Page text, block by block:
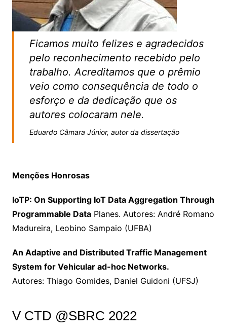
Ficamos muito felizes e agradecidos
pelo reconhecimento recebido pelo
trabalho. Acreditamos que o prêmio
veio como consequência de todo o
esforço e da dedicação que os
autores colocaram nele.
Eduardo Câmara Júnior, autor da dissertação
Menções Honrosas
IoTP: On Supporting IoT Data Aggregation Through
Programmable DataPlanes. Autores: André Romano
Madureira, Leobino Sampaio (UFBA)
An Adaptive and Distributed Traffic Management
System for Vehicular ad-hoc Networks.
Autores: Thiago Gomides, Daniel Guidoni (UFSJ)
V CTD @SBRC 2022